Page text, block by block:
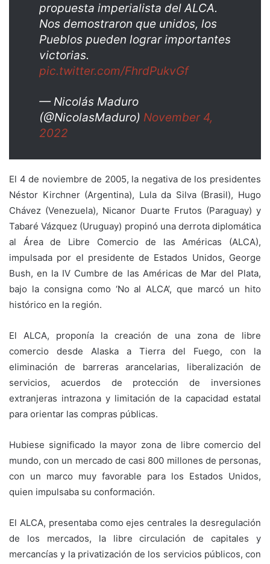
propuesta imperialista del ALCA.
Nos demostraron que unidos, los
Pueblos pueden lograr importantes
victorias.
pic.twitter.com/FhrdPukvGf
— Nicolás Maduro
(@NicolasMaduro) November 4,
2022
El 4 de noviembre de 2005, la negativa de los presidentes
Néstor Kirchner (Argentina), Lula da Silva (Brasil), Hugo
Chávez (Venezuela), Nicanor Duarte Frutos (Paraguay) y
Tabaré Vázquez (Uruguay) propinó una derrota diplomática
al Área de Libre Comercio de las Américas (ALCA),
impulsada por el presidente de Estados Unidos, George
Bush, en la IV Cumbre de las Américas de Mar del Plata,
bajo la consigna como ‘No al ALCA’, que marcó un hito
histórico en la región.
El ALCA, proponía la creación de una zona de libre
comercio desde Alaska a Tierra del Fuego, con la
eliminación de barreras arancelarias, liberalización de
servicios, acuerdos de protección de inversiones
extranjeras intrazona y limitación de la capacidad estatal
para orientar las compras públicas.
Hubiese significado la mayor zona de libre comercio del
mundo, con un mercado de casi 800 millones de personas,
con un marco muy favorable para los Estados Unidos,
quien impulsaba su conformación.
El ALCA, presentaba como ejes centrales la desregulación
de los mercados, la libre circulación de capitales y
mercancías y la privatización de los servicios públicos, con